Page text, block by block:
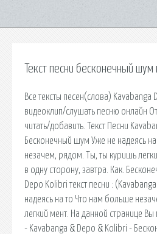
Текст песни бесконечный шум
Все тексты песен(слова) Kavabanga
видеоклип/слушать песню онлайн
читать/добавить. Текст Песни
Бесконечный шум Уже не надеясь
незачем, рядом. Ты, ты куришь
в одну сторону, завтра. Как.
Depo Kolibri текст песни :
надеясь на то Что нам больше
легкий мент. На данной странице Вы
- Kavabanga & Depo & Kolibri -